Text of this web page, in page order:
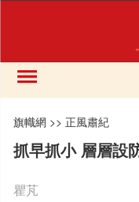
旗幟網 >>正風肅紀
抓早抓小 層層設
瞿芃